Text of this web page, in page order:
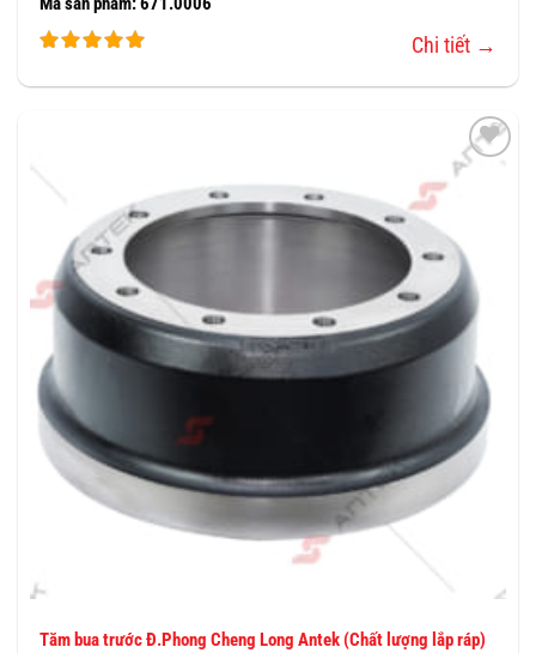
Chi tiết →
THÊM
THÍCH
Tăm bua trước Đ.Phong Cheng Long Antek (Chất lượng lắp ráp)